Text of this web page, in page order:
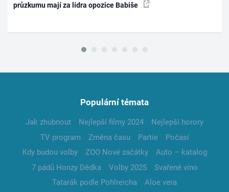
průzkumu mají za lídra opozice Babiše
Populární témata
Jak zhubnout Nejlepší filmy 2024
Nejlepší horory
TV program
Změna času Partie
Počasí
Kdy budou volby
ZOO Nové začátky
Auto – katalog
7 pádů Honzy Dědka
Volby 2025
Svařené víno
Tatarák podle Pohlreicha
Aloe vera